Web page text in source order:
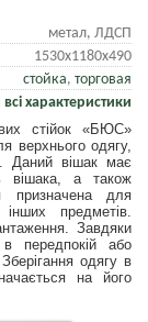
метал, ЛДСП
1530х1180х490
стойка, торговая
характеристики
стійок «БЮС»
верхнього одягу,
Даний вішак має
вішака, а також
призначена для
предметів.
Завдяки
в передпокій або
одягу в
на його